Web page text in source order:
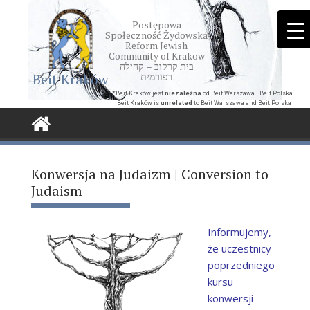
Beit Kraków
Postępowa
Społeczność Żydowska
Reform Jewish
Community of Krakow
בית קרקוב – קהילה
רפורמית
*Beit Kraków jest niezależna od Beit Warszawa i Beit Polska |
Beit Kraków is unrelated to Beit Warszawa and Beit Polska
Konwersja na Judaizm | Conversion to
Judaism
Informujemy,
że uczestnicy
poprzedniego
kursu
konwersji